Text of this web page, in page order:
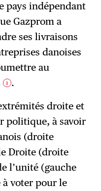
pays indépendant
Gazprom a
ses livraisons
danoises
au
3 .
droite et
politique, à savoir
(droite
Droite (droite
l’unité (gauche
voter pour le